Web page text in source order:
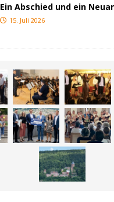
Ein Abschied und ein
15. Juli 2026